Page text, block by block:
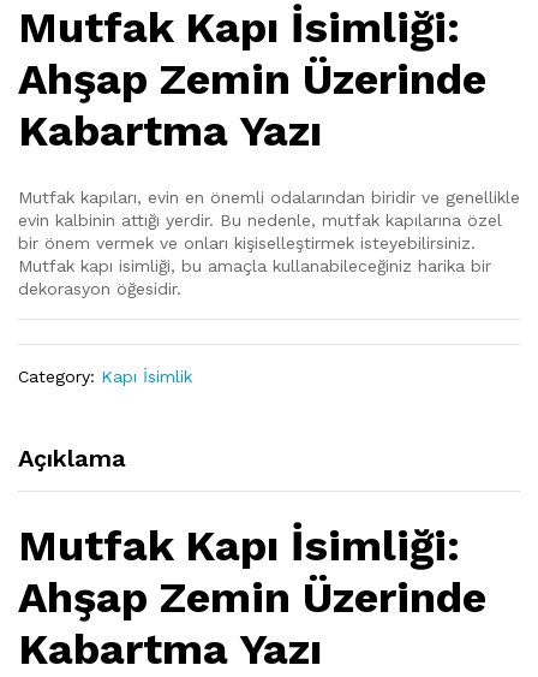
Mutfak Kapı İsimliği:
Ahşap Zemin Üzerinde
Kabartma Yazı
Mutfak kapıları, evin en önemli odalarından biridir ve genellikle
evin kalbinin attığı yerdir. Bu nedenle, mutfak kapılarına özel
bir önem vermek ve onları kişiselleştirmek isteyebilirsiniz.
Mutfak kapı isimliği, bu amaçla kullanabileceğiniz harika bir
dekorasyon öğesidir.
Category: Kapı İsimlik
Açıklama
Mutfak Kapı İsimliği:
Ahşap Zemin Üzerinde
Kabartma Yazı